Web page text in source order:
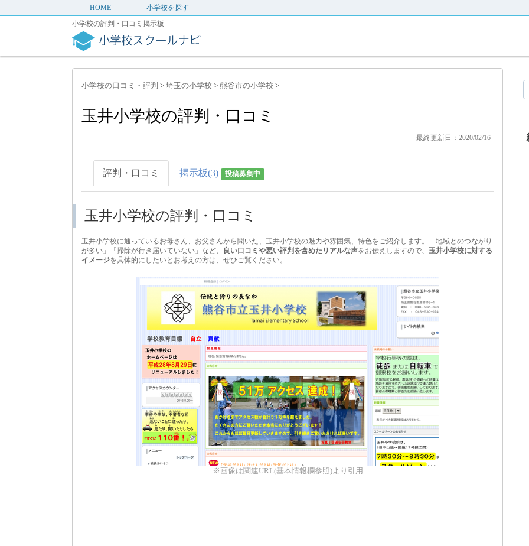
HOME
小学校を探す
小学校の評判・口コミ掲示板
小学校の口コミ・評判 > 埼玉の小学校 > 熊谷市の小学校 >
玉井小学校の評判・口コミ
最終更新日：2020/02/16
評判・口コミ 掲示板(3) 投稿募集中
玉井小学校の評判・口コミ
玉井小学校に通っているお母さん、お父さんから聞いた、玉井小学校の魅力や雰囲気、特色をご紹介します。「地域とのつながり
が多い」「掃除が行き届いていない」など、
良い口コミや悪い評判を含めたリアルな声をお伝えしますので、 玉井小学校に対する
イメージを具体的にしたいとお考えの方は、ぜひご覧ください。
※画像は関連URL(基本情報欄参照)より引用